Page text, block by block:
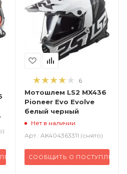
6
Мотошлем LS2 MX436
Pioneer Evo Evolve
белый черный
Нет в наличии
Арт.: AK404363311 (снято)
СООБЩИТЬ О ПОСТУПЛЕНИИ